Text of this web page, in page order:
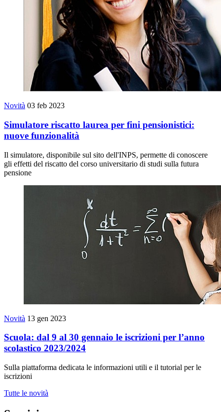
Novità 03 feb 2023
Simulatore riscatto laurea per fini pensionistici:
nuove funzionalità
Il simulatore, disponibile sul sito dell'INPS, permette di conoscere
gli effetti del riscatto del corso universitario di studi sulla futura
pensione
Novità 13 gen 2023
Scuola: dal 9 al 30 gennaio le iscrizioni per l’anno
scolastico 2023/2024
Sulla piattaforma dedicata le informazioni utili e il tutorial per le
iscrizioni
Tutte le novità